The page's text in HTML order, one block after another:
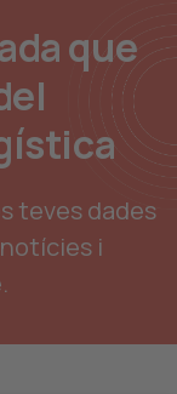
que
teves dades
i